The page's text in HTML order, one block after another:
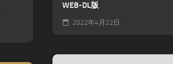
WEB-DL版
2022年4月22日